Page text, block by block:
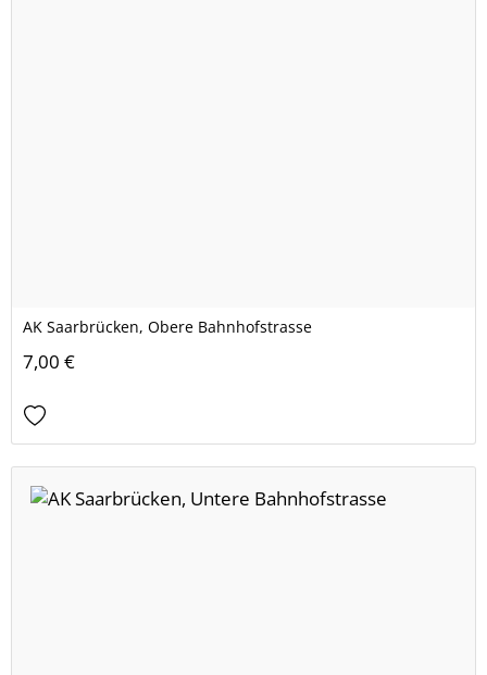
AK Saarbrücken, Obere Bahnhofstrasse
7,00 €